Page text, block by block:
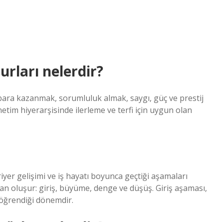
nelerdir?
kazanmak, sorumluluk almak, saygı, güç ve prestij
hiyerarşisinde ilerleme ve terfi için uygun olan
gelişimi ve iş hayatı boyunca geçtiği aşamaları
oluşur: giriş, büyüme, denge ve düşüş. Giriş aşaması,
dönemdir.